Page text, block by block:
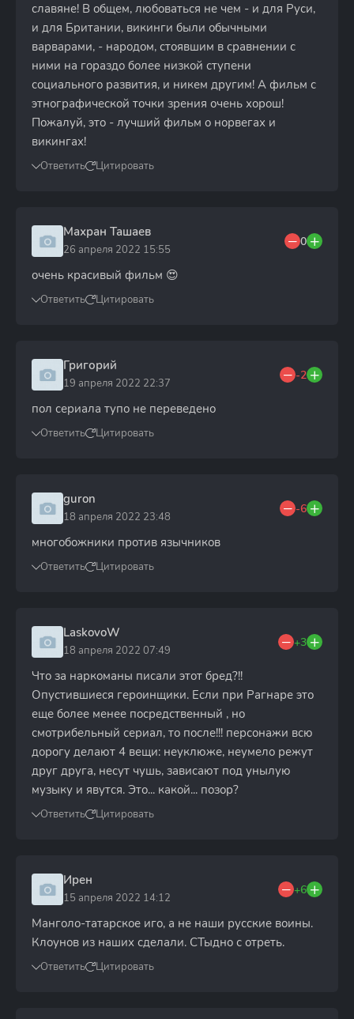
славяне! В общем, любоваться не чем - и для Руси,
и для Британии, викинги были обычными
варварами, - народом, стоявшим в сравнении с
ними на гораздо более низкой ступени
социального развития, и никем другим! А фильм с
этнографической точки зрения очень хорош!
Пожалуй, это - лучший фильм о норвегах и
викингах!
Ответить Цитировать
Махран Ташаев
26 апреля 2022 15:55
0
очень красивый фильм 😍
Ответить Цитировать
Григорий
19 апреля 2022 22:37
-2
пол сериала тупо не переведено
Ответить Цитировать
guron
18 апреля 2022 23:48
-6
многобожники против язычников
Ответить Цитировать
LaskovoW
18 апреля 2022 07:49
+3
Что за наркоманы писали этот бред?!!
Опустившиеся героинщики. Если при Рагнаре это
еще более менее посредственный , но
смотрибельный сериал, то после!!! персонажи всю
дорогу делают 4 вещи: неуклюже, неумело режут
друг друга, несут чушь, зависают под унылую
музыку и явутся. Это... какой... позор?
Ответить Цитировать
Ирен
15 апреля 2022 14:12
+6
Манголо-татарское иго, а не наши русские воины.
Клоунов из наших сдeлали. СТыдно с отреть.
Ответить Цитировать